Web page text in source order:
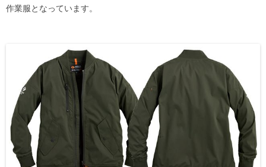
作業服となっています。